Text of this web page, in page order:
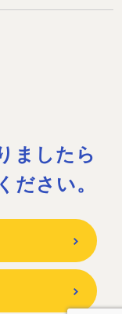
ましたら
ださい。